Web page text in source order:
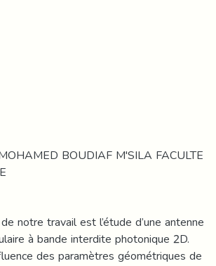
BOUDIAF M'SILA FACULTE
notre travail est l’étude d’une antenne
à bande interdite photonique 2D.
des paramètres géométriques de